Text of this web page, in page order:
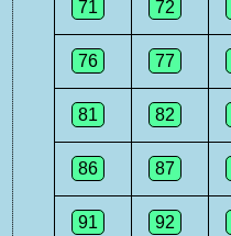
71 72
76 77
81 82
86 87
91 92